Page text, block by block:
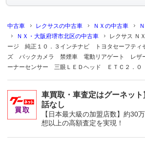
中古車 レクサスの中古車 ＮＸの中古車
ＮＸ・大阪府堺市北区の中古車
レクサス Ｎ
ージ 純正１０．３インチナビ トヨタセーフティ
ズ バックカメラ 禁煙車 電動リアゲート レザ
ーナーセンサー 三眼ＬＥＤヘッド ＥＴＣ２．０
車買取・車査定はグーネッ
話なし
【日本最大級の加盟店数】約30
想以上の高額査定を実現！